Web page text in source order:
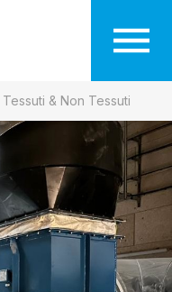
Tessuti & Non Tessuti